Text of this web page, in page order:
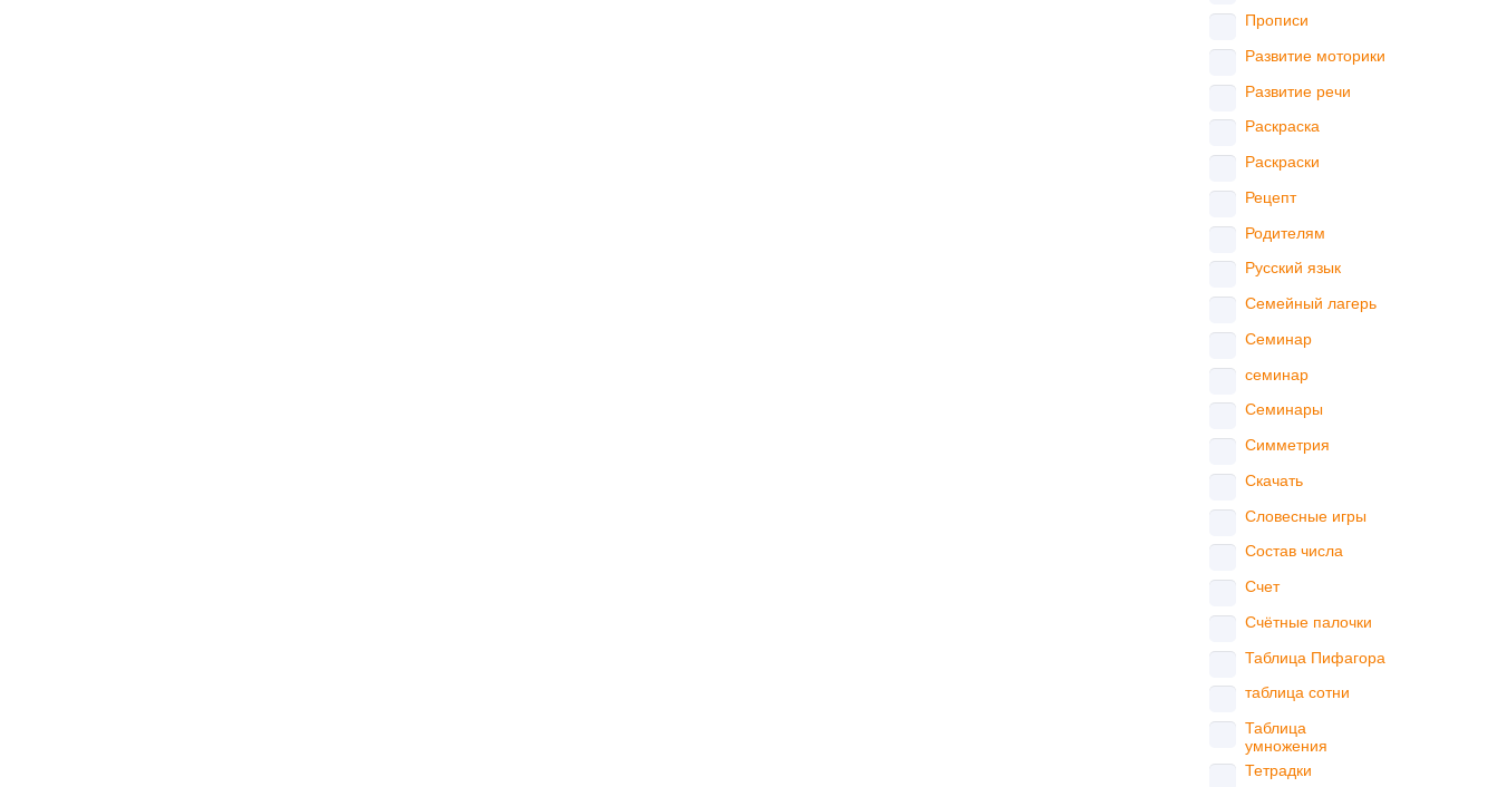
Прописи
Развитие моторики
Развитие речи
Раскраска
Раскраски
Рецепт
Родителям
Русский язык
Семейный лагерь
Семинар
семинар
Семинары
Симметрия
Скачать
Словесные игры
Состав числа
Счет
Счётные палочки
Таблица Пифагора
таблица сотни
Таблица
умножения
Тетрадки